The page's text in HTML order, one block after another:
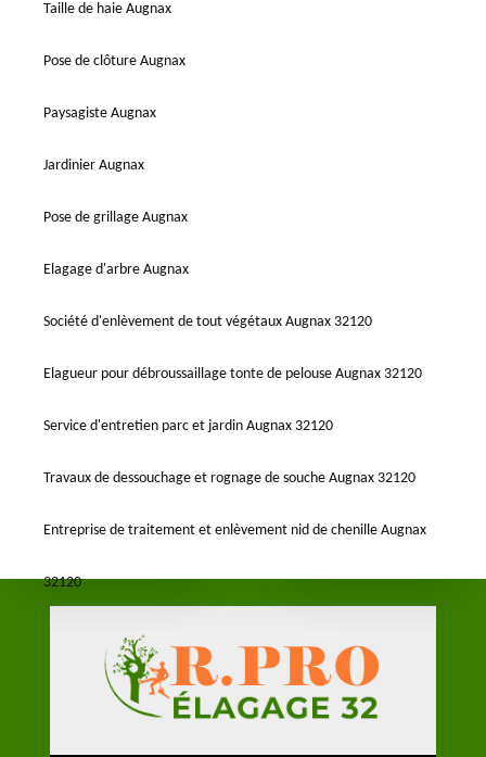
Taille de haie Augnax
Pose de clôture Augnax
Paysagiste Augnax
Jardinier Augnax
Pose de grillage Augnax
Elagage d'arbre Augnax
Société d'enlèvement de tout végétaux Augnax 32120
Elagueur pour débroussaillage tonte de pelouse Augnax 32120
Service d'entretien parc et jardin Augnax 32120
Travaux de dessouchage et rognage de souche Augnax 32120
Entreprise de traitement et enlèvement nid de chenille Augnax
32120